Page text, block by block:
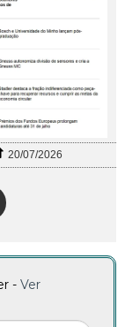
20/07/2026
- Ver